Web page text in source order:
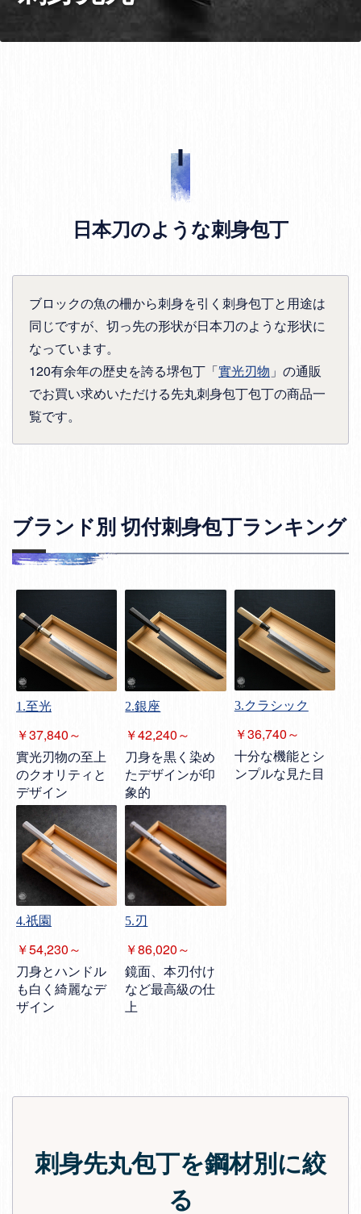
日本刀のような刺身包丁
ブロックの魚の柵から刺身を引く刺身包丁と用途は
同じですが、切っ先の形状が日本刀のような形状に
なっています。
120有余年の歴史を誇る堺包丁「實光刃物 」の通販
でお買い求めいただける先丸刺身包丁包丁の商品一
覧です。
ブランド別 切付刺身包丁ランキング
1.至光
￥37,840～
實光刃物の至上
のクオリティと
デザイン
2.銀座
￥42,240～
刀身を黒く染め
たデザインが印
象的
3.クラシック
￥36,740～
十分な機能とシ
ンプルな見た目
4.祇園
￥54,230～
刀身とハンドル
も白く綺麗なデ
ザイン
5.刃
￥86,020～
鏡面、本刃付け
など最高級の仕
上
刺身先丸包丁を鋼材別に絞
る